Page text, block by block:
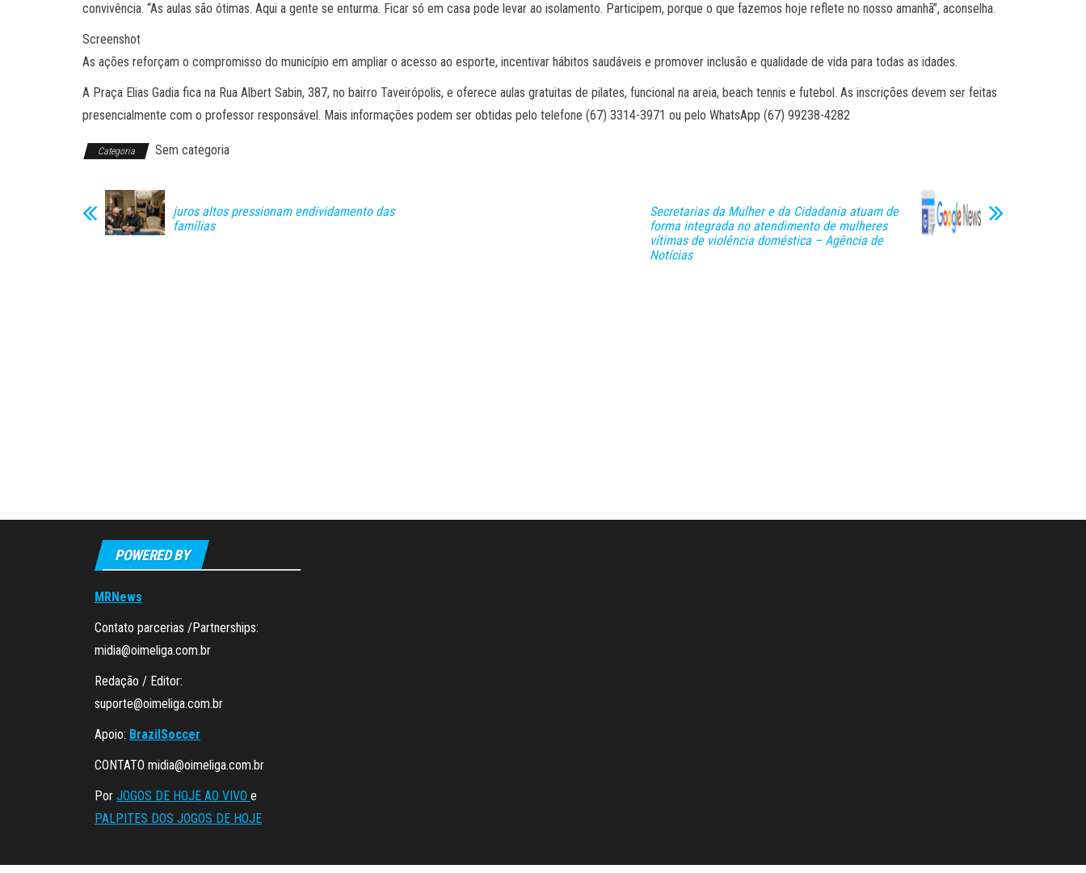
convivência. “As aulas são ótimas. Aqui a gente se enturma. Ficar só em casa pode levar ao isolamento. Participem, porque o que fazemos hoje reflete no nosso amanhã”, aconselha.
Screenshot
As ações reforçam o compromisso do município em ampliar o acesso ao esporte, incentivar hábitos saudáveis e promover inclusão e qualidade de vida para todas as idades.
A Praça Elias Gadia fica na Rua Albert Sabin, 387, no bairro Taveirópolis, e oferece aulas gratuitas de pilates, funcional na areia, beach tennis e futebol. As inscrições devem ser feitas
presencialmente com o professor responsável. Mais informações podem ser obtidas pelo telefone (67) 3314-3971 ou pelo WhatsApp (67) 99238-4282
Categoria Sem categoria
juros altos pressionam endividamento das
famílias
Secretarias da Mulher e da Cidadania atuam de
forma integrada no atendimento de mulheres
vítimas de violência doméstica – Agência de
Notícias
POWERED BY
MRNews
Contato parcerias /Partnerships:
midia@oimeliga.com.br
Redação / Editor:
suporte@oimeliga.com.br
Apoio: BrazilSoccer
CONTATO midia@oimeliga.com.br
Por JOGOS DE HOJE AO VIVO e
PALPITES DOS JOGOS DE HOJE